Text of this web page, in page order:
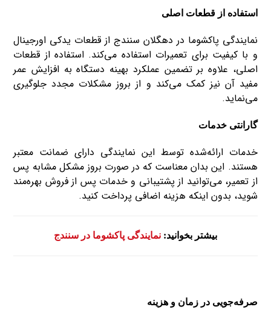
استفاده از قطعات اصلی
نمایندگی پاکشوما در دهگلان سنندج از قطعات یدکی اورجینال
و با کیفیت برای تعمیرات استفاده می‌کند. استفاده از قطعات
اصلی، علاوه بر تضمین عملکرد بهینه دستگاه به افزایش عمر
مفید آن نیز کمک می‌کند و از بروز مشکلات مجدد جلوگیری
می‌نماید.
گارانتی خدمات
خدمات ارائه‌شده توسط این نمایندگی دارای ضمانت معتبر
هستند. این بدان معناست که در صورت بروز مشکل مشابه پس
از تعمیر، می‌توانید از پشتیبانی و خدمات پس از فروش بهره‌مند
شوید، بدون اینکه هزینه اضافی پرداخت کنید.
بیشتر بخوانید: نمایندگی پاکشوما در سنندج
صرفه‌جویی در زمان و هزینه